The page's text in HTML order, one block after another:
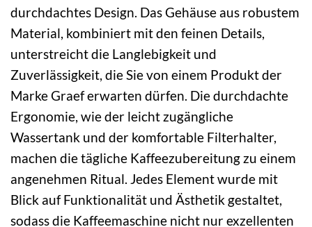
durchdachtes Design. Das Gehäuse aus robustem
Material, kombiniert mit den feinen Details,
unterstreicht die Langlebigkeit und
Zuverlässigkeit, die Sie von einem Produkt der
Marke Graef erwarten dürfen. Die durchdachte
Ergonomie, wie der leicht zugängliche
Wassertank und der komfortable Filterhalter,
machen die tägliche Kaffeezubereitung zu einem
angenehmen Ritual. Jedes Element wurde mit
Blick auf Funktionalität und Ästhetik gestaltet,
sodass die Kaffeemaschine nicht nur exzellenten